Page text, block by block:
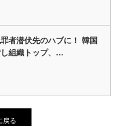
者潜伏先のハブに！ 韓国
組織トップ、…
戻る